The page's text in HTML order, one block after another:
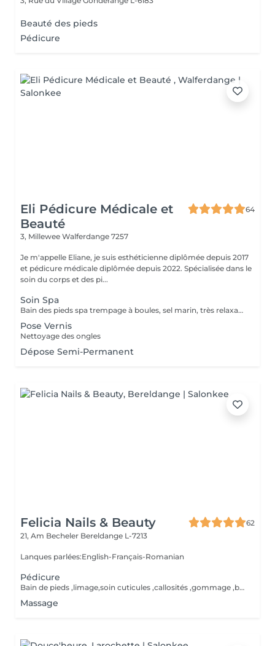
Beauté des pieds
Pédicure
Eli Pédicure Médicale et
Beauté
64
3, Millewee Walferdange 7257
Je m'appelle Eliane, je suis esthéticienne diplômée depuis 2017
et pédicure médicale diplômée depuis 2022. Spécialisée dans le
soin du corps et des pi...
Soin Spa
Bain des pieds spa trempage à boules, sel marin, très relaxant. Gommage & massage inclus. Service non disponible pour ongles mycosiques , je propose l'autre solution de traitement.
Pose Vernis
Nettoyage des ongles
Dépose Semi-Permanent
Felicia Nails & Beauty
62
21, Am Becheler Bereldange L-7213
Lanques parlées:English-Français-Romanian
Pédicure
Bain de pieds ,limage,soin cuticules ,callosités ,gommage ,base,crème
Massage